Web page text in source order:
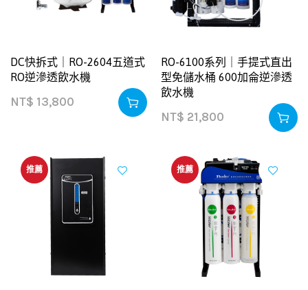
DC快拆式｜RO-2604五道式
RO逆滲透飲水機
NT$ 13,800
RO-6100系列｜手提式直出
型免儲水桶 600加侖逆滲透
飲水機
NT$ 21,800
推薦 推薦